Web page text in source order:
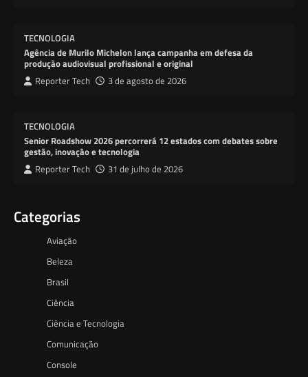
TECNOLOGIA
Agência de Murilo Michelon lança campanha em defesa da
produção audiovisual profissional e original
Reporter Tech 3 de agosto de 2026
TECNOLOGIA
Senior Roadshow 2026 percorrerá 12 estados com debates sobre
gestão, inovação e tecnologia
Reporter Tech 31 de julho de 2026
Categorias
Aviação
Beleza
Brasil
Ciência
Ciência e Tecnologia
Comunicação
Console